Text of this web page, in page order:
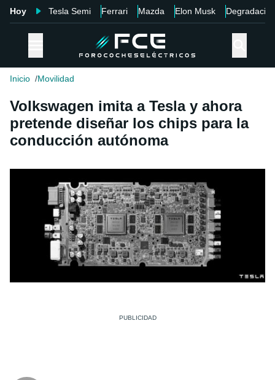
Hoy Tesla Semi Ferrari Mazda Elon Musk Degradación
Inicio Movilidad
Volkswagen imita a Tesla y ahora
pretende diseñar los chips para la
conducción autónoma